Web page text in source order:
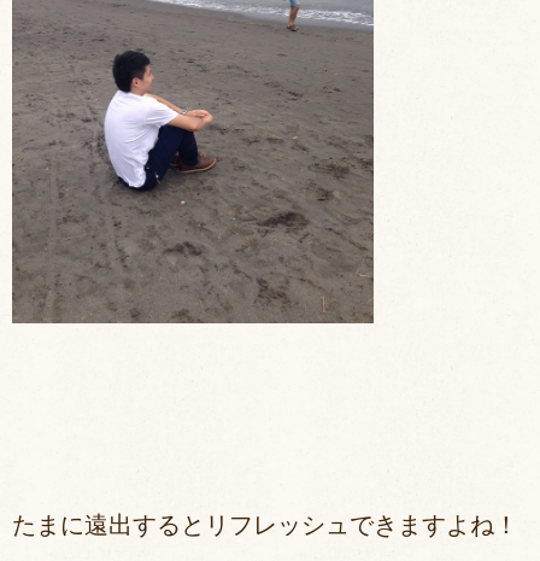
たまに遠出するとリフレッシュできますよね！